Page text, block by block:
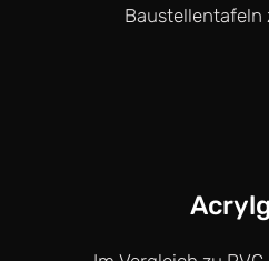
Baustellentafeln